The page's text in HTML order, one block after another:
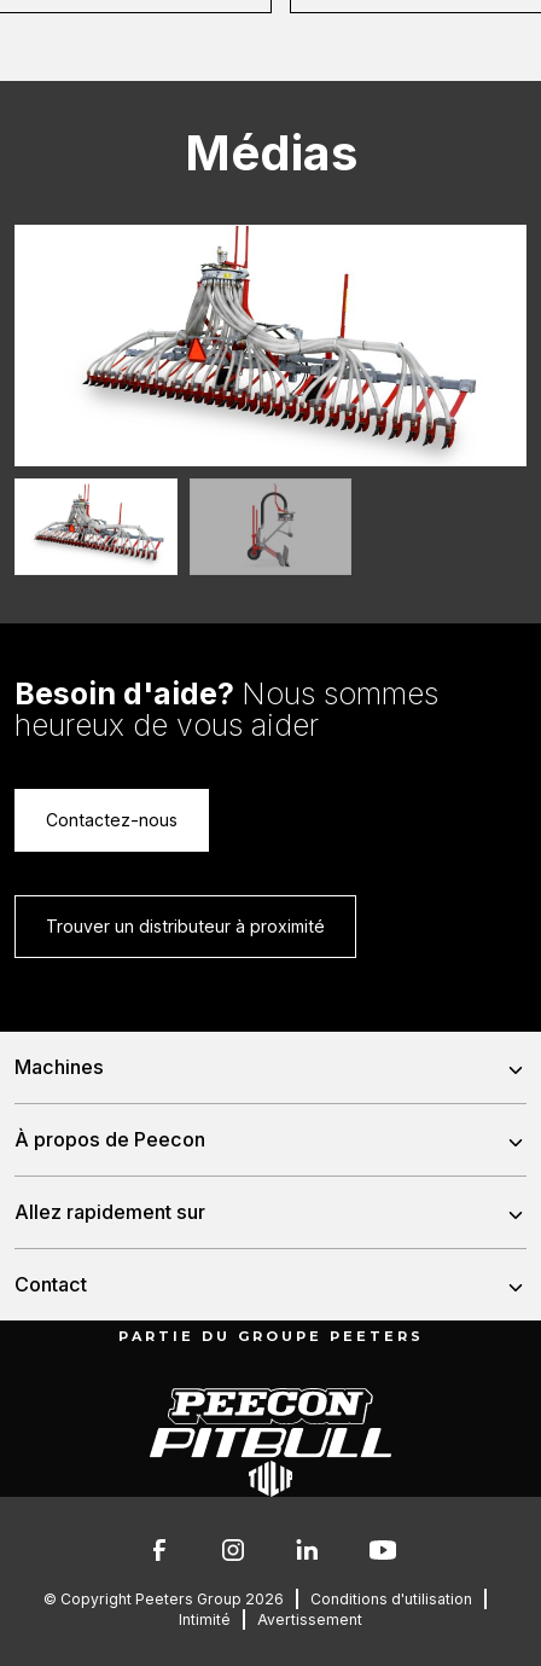
Médias
Besoin d'aide? Nous sommes
heureux de vous aider
Contactez-nous
Trouver un distributeur à proximité
Machines
Mélangeuses
Mélangeurs Stationnaires
Tonneaux
À propos de Peecon
L’histoire
Allez rapidement sur
Contact
Munnikenheiweg 47
076 – 504 6666
info@peetersgroup.com
PARTIE DU GROUPE PEETERS
© Copyright Peeters Group 2026
Conditions d'utilisation
Intimité
Avertissement